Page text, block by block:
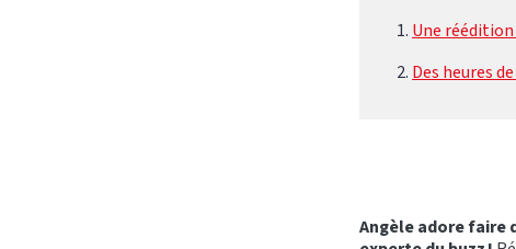
Une réédition
Des heures
Angèle adore faire